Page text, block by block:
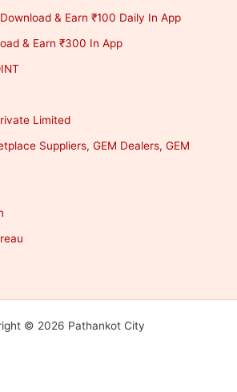
& Earn ₹100 Daily In App
& Earn ₹300 In App
Limited
Suppliers, GEM Dealers, GEM
© 2026 Pathankot City